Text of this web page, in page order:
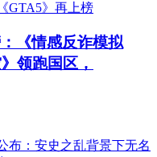
《情感反诈模拟
领跑国区，